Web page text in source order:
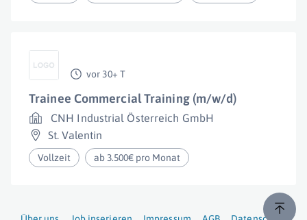
vor 30+ T
Trainee Commercial Training (m/w/d)
CNH Industrial Österreich GmbH
St. Valentin
Vollzeit ab 3.500€ pro Monat